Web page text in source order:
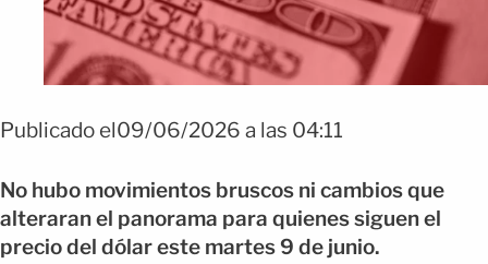
Publicado el09/06/2026 a las 04:11
No hubo movimientos bruscos ni cambios que
alteraran el panorama para quienes siguen el
precio del dólar este martes 9 de junio.